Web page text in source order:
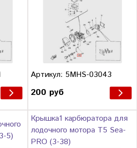
Артикул: 5MHS-03043
200 руб
5)
Крышка1 карбюратора для
лодочного мотора T5 Sea-
PRO (3-38)